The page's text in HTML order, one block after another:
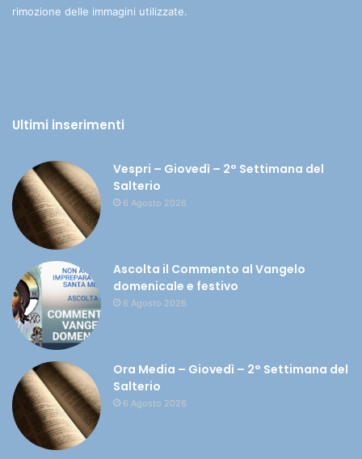
rimozione delle immagini utilizzate.
Ultimi inserimenti
Vespri – Giovedì – 2° Settimana del
Salterio
6 Agosto 2026
Ascolta il Commento al Vangelo
domenicale e festivo
6 Agosto 2026
Ora Media – Giovedì – 2° Settimana del
Salterio
6 Agosto 2026